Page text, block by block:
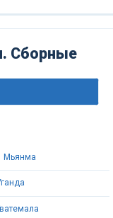
Сборные
Мьянма